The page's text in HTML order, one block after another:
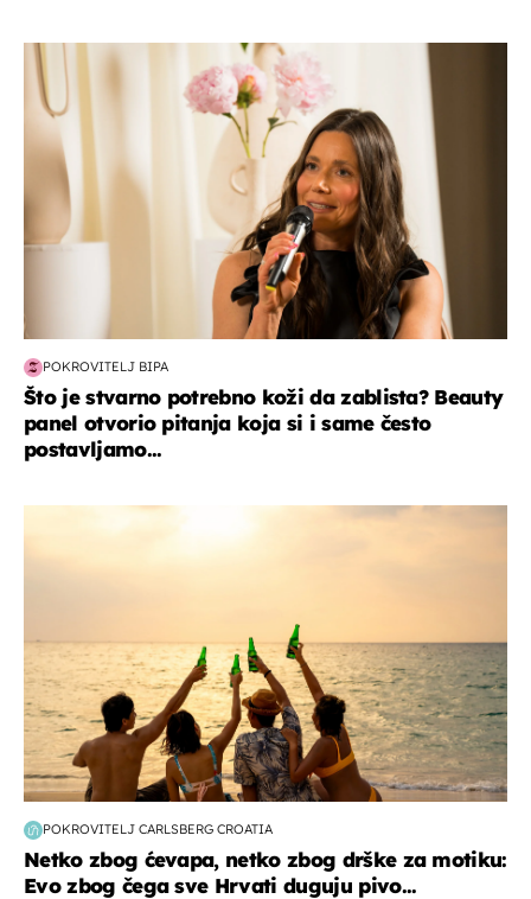
moda & ljepota
POKROVITELJ BIPA
Što je stvarno potrebno koži da zablista? Beauty
panel otvorio pitanja koja si i same često
postavljamo...
POKROVITELJ CARLSBERG CROATIA
Netko zbog ćevapa, netko zbog drške za motiku:
Evo zbog čega sve Hrvati duguju pivo...